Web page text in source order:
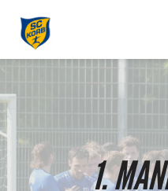
Inhalt
springen
1.